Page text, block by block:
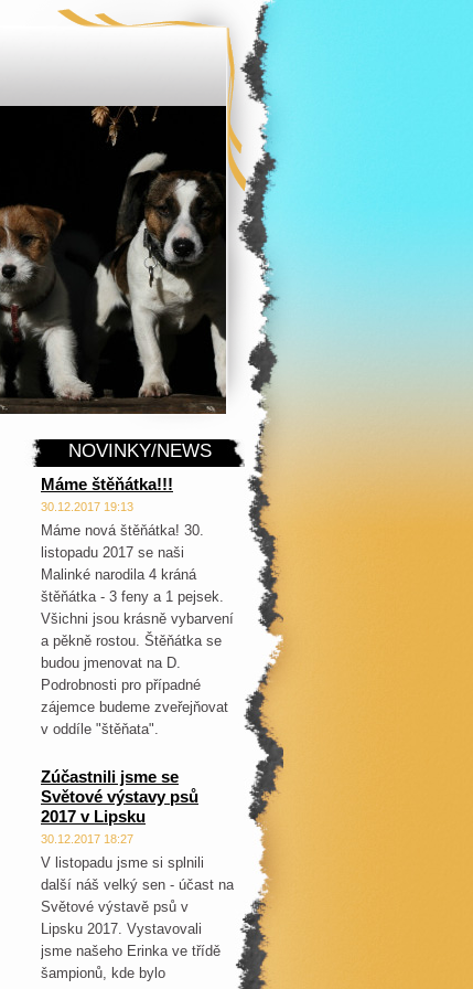
NOVINKY/NEWS
Máme štěňátka!!!
30.12.2017 19:13
Máme nová štěňátka! 30.
listopadu 2017 se naši
Malinké narodila 4 kráná
štěňátka - 3 feny a 1 pejsek.
Všichni jsou krásně vybarvení
a pěkně rostou. Štěňátka se
budou jmenovat na D.
Podrobnosti pro případné
zájemce budeme zveřejňovat
v oddíle "štěňata".
Zúčastnili jsme se
Světové výstavy psů
2017 v Lipsku
30.12.2017 18:27
V listopadu jsme si splnili
další náš velký sen - účast na
Světové výstavě psů v
Lipsku 2017. Vystavovali
jsme našeho Erinka ve třídě
šampionů, kde bylo